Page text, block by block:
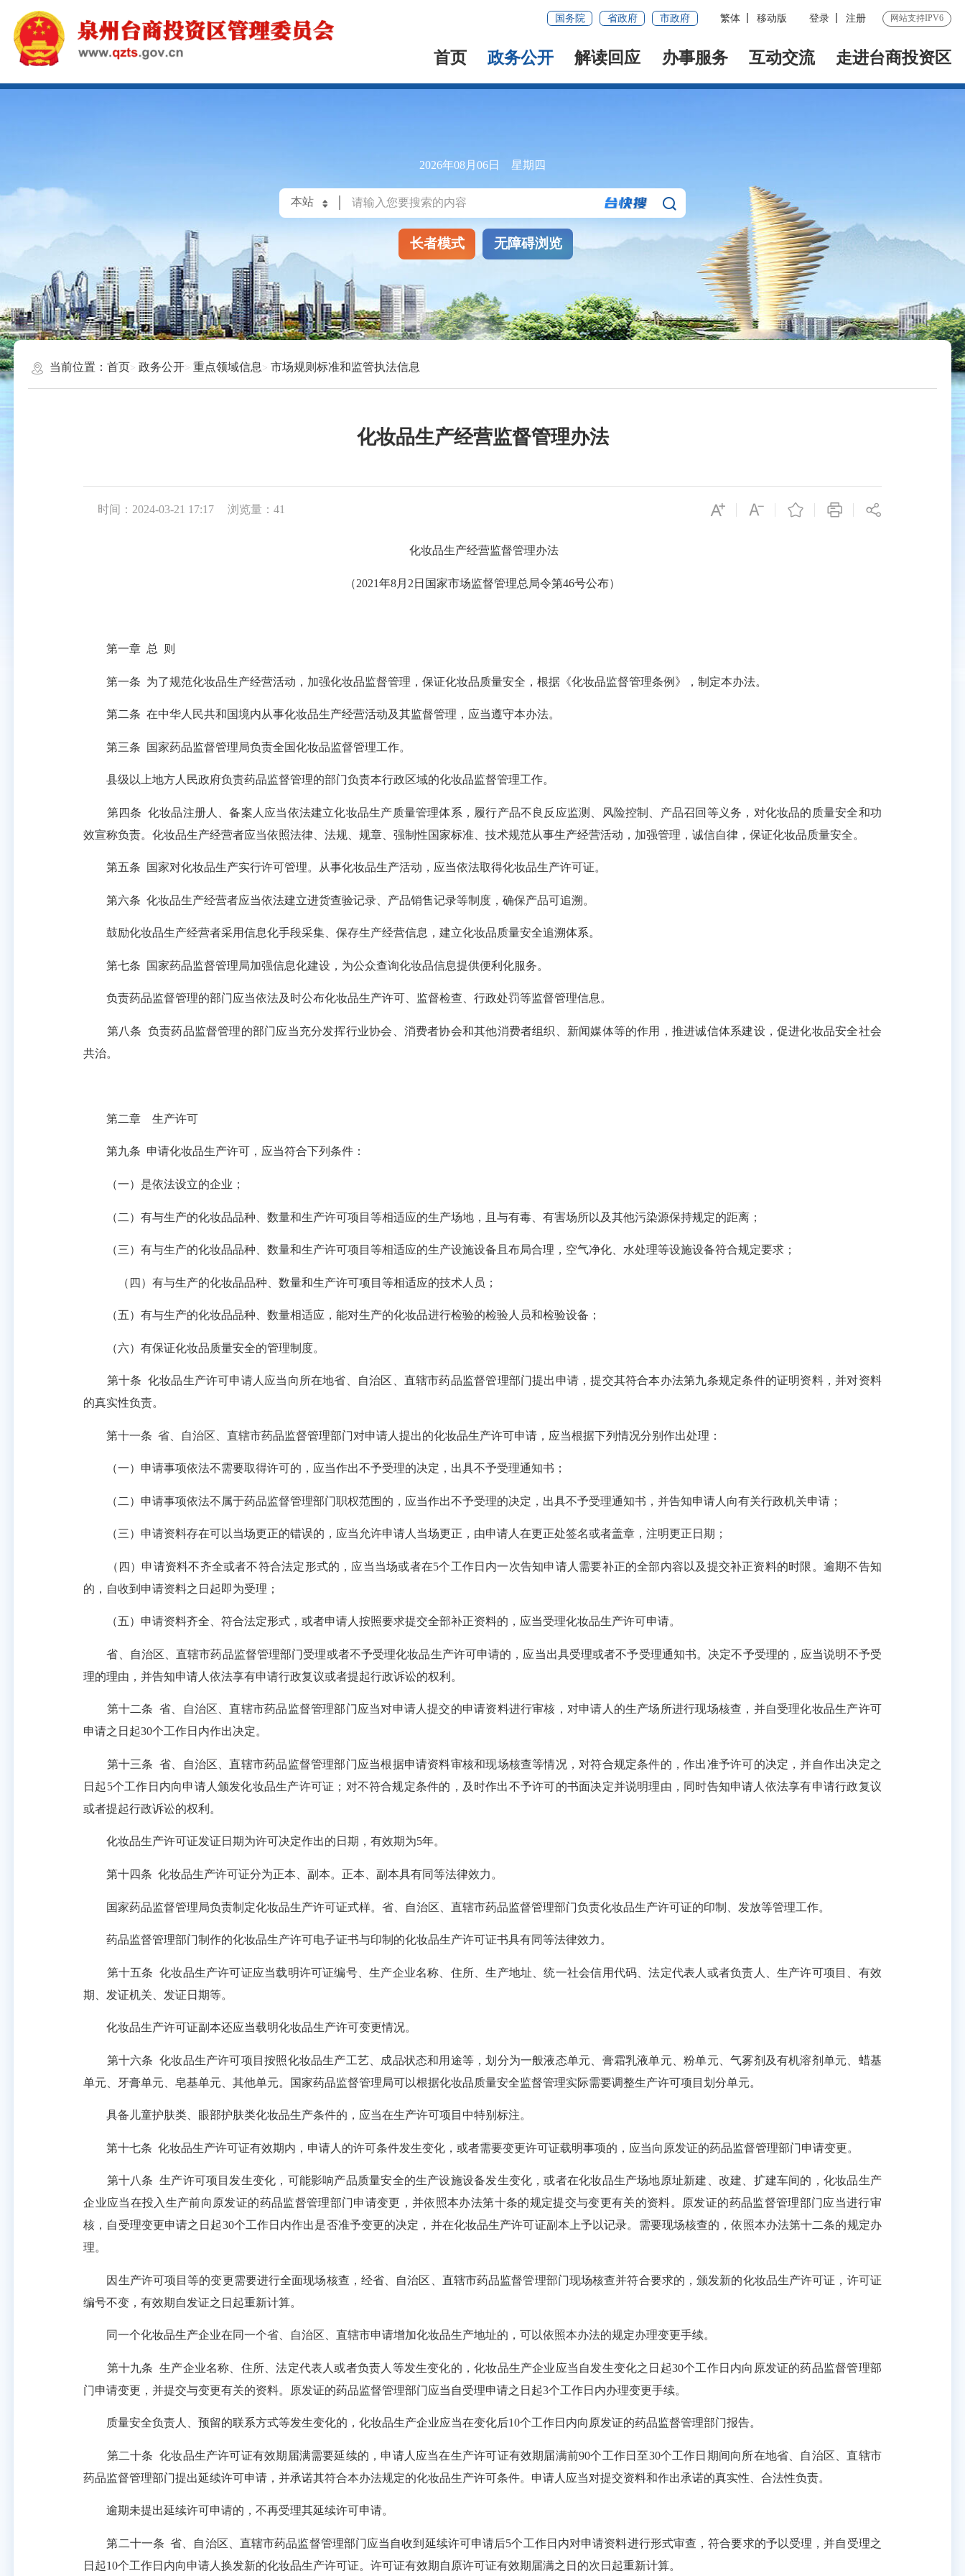
国务院 省政府 市政府 繁体 移动版 登录 注册 网站支持IPV6
首页 政务公开 解读回应 办事服务 互动交流 走进台商投资区
2026年08月06日 星期四
长者模式 无障碍浏览
当前位置：首页 政务公开 重点领域信息 市场规则标准和监管执法信息
化妆品生产经营监督管理办法
时间：2024-03-21 17:17 浏览量： 41
化妆品生产经营监督管理办法
（2021年8月2日国家市场监督管理总局令第46号公布）
第一章 总 则
第一条 为了规范化妆品生产经营活动，加强化妆品监督管理，保证化妆品质量安全，根据《化妆品监督管理条例》，制定本办法。
第二条 在中华人民共和国境内从事化妆品生产经营活动及其监督管理，应当遵守本办法。
第三条 国家药品监督管理局负责全国化妆品监督管理工作。
县级以上地方人民政府负责药品监督管理的部门负责本行政区域的化妆品监督管理工作。
第四条 化妆品注册人、备案人应当依法建立化妆品生产质量管理体系，履行产品不良反应监测、风险控制、产品召回等义务，对化妆品的质量安全和功
效宣称负责。化妆品生产经营者应当依照法律、法规、规章、强制性国家标准、技术规范从事生产经营活动，加强管理，诚信自律，保证化妆品质量安全。
第五条 国家对化妆品生产实行许可管理。从事化妆品生产活动，应当依法取得化妆品生产许可证。
第六条 化妆品生产经营者应当依法建立进货查验记录、产品销售记录等制度，确保产品可追溯。
鼓励化妆品生产经营者采用信息化手段采集、保存生产经营信息，建立化妆品质量安全追溯体系。
第七条 国家药品监督管理局加强信息化建设，为公众查询化妆品信息提供便利化服务。
负责药品监督管理的部门应当依法及时公布化妆品生产许可、监督检查、行政处罚等监督管理信息。
第八条 负责药品监督管理的部门应当充分发挥行业协会、消费者协会和其他消费者组织、新闻媒体等的作用，推进诚信体系建设，促进化妆品安全社会
共治。
第二章 生产许可
第九条 申请化妆品生产许可，应当符合下列条件：
（一）是依法设立的企业；
（二）有与生产的化妆品品种、数量和生产许可项目等相适应的生产场地，且与有毒、有害场所以及其他污染源保持规定的距离；
（三）有与生产的化妆品品种、数量和生产许可项目等相适应的生产设施设备且布局合理，空气净化、水处理等设施设备符合规定要求；
（四）有与生产的化妆品品种、数量和生产许可项目等相适应的技术人员；
（五）有与生产的化妆品品种、数量相适应，能对生产的化妆品进行检验的检验人员和检验设备；
（六）有保证化妆品质量安全的管理制度。
第十条 化妆品生产许可申请人应当向所在地省、自治区、直辖市药品监督管理部门提出申请，提交其符合本办法第九条规定条件的证明资料，并对资料
的真实性负责。
第十一条 省、自治区、直辖市药品监督管理部门对申请人提出的化妆品生产许可申请，应当根据下列情况分别作出处理：
（一）申请事项依法不需要取得许可的，应当作出不予受理的决定，出具不予受理通知书；
（二）申请事项依法不属于药品监督管理部门职权范围的，应当作出不予受理的决定，出具不予受理通知书，并告知申请人向有关行政机关申请；
（三）申请资料存在可以当场更正的错误的，应当允许申请人当场更正，由申请人在更正处签名或者盖章，注明更正日期；
（四）申请资料不齐全或者不符合法定形式的，应当当场或者在5个工作日内一次告知申请人需要补正的全部内容以及提交补正资料的时限。逾期不告知
的，自收到申请资料之日起即为受理；
（五）申请资料齐全、符合法定形式，或者申请人按照要求提交全部补正资料的，应当受理化妆品生产许可申请。
省、自治区、直辖市药品监督管理部门受理或者不予受理化妆品生产许可申请的，应当出具受理或者不予受理通知书。决定不予受理的，应当说明不予受
理的理由，并告知申请人依法享有申请行政复议或者提起行政诉讼的权利。
第十二条 省、自治区、直辖市药品监督管理部门应当对申请人提交的申请资料进行审核，对申请人的生产场所进行现场核查，并自受理化妆品生产许可
申请之日起30个工作日内作出决定。
第十三条 省、自治区、直辖市药品监督管理部门应当根据申请资料审核和现场核查等情况，对符合规定条件的，作出准予许可的决定，并自作出决定之
日起5个工作日内向申请人颁发化妆品生产许可证；对不符合规定条件的，及时作出不予许可的书面决定并说明理由，同时告知申请人依法享有申请行政复议
或者提起行政诉讼的权利。
化妆品生产许可证发证日期为许可决定作出的日期，有效期为5年。
第十四条 化妆品生产许可证分为正本、副本。正本、副本具有同等法律效力。
国家药品监督管理局负责制定化妆品生产许可证式样。省、自治区、直辖市药品监督管理部门负责化妆品生产许可证的印制、发放等管理工作。
药品监督管理部门制作的化妆品生产许可电子证书与印制的化妆品生产许可证书具有同等法律效力。
第十五条 化妆品生产许可证应当载明许可证编号、生产企业名称、住所、生产地址、统一社会信用代码、法定代表人或者负责人、生产许可项目、有效
期、发证机关、发证日期等。
化妆品生产许可证副本还应当载明化妆品生产许可变更情况。
第十六条 化妆品生产许可项目按照化妆品生产工艺、成品状态和用途等，划分为一般液态单元、膏霜乳液单元、粉单元、气雾剂及有机溶剂单元、蜡基
单元、牙膏单元、皂基单元、其他单元。国家药品监督管理局可以根据化妆品质量安全监督管理实际需要调整生产许可项目划分单元。
具备儿童护肤类、眼部护肤类化妆品生产条件的，应当在生产许可项目中特别标注。
第十七条 化妆品生产许可证有效期内，申请人的许可条件发生变化，或者需要变更许可证载明事项的，应当向原发证的药品监督管理部门申请变更。
第十八条 生产许可项目发生变化，可能影响产品质量安全的生产设施设备发生变化，或者在化妆品生产场地原址新建、改建、扩建车间的，化妆品生产
企业应当在投入生产前向原发证的药品监督管理部门申请变更，并依照本办法第十条的规定提交与变更有关的资料。原发证的药品监督管理部门应当进行审
核，自受理变更申请之日起30个工作日内作出是否准予变更的决定，并在化妆品生产许可证副本上予以记录。需要现场核查的，依照本办法第十二条的规定办
理。
因生产许可项目等的变更需要进行全面现场核查，经省、自治区、直辖市药品监督管理部门现场核查并符合要求的，颁发新的化妆品生产许可证，许可证
编号不变，有效期自发证之日起重新计算。
同一个化妆品生产企业在同一个省、自治区、直辖市申请增加化妆品生产地址的，可以依照本办法的规定办理变更手续。
第十九条 生产企业名称、住所、法定代表人或者负责人等发生变化的，化妆品生产企业应当自发生变化之日起30个工作日内向原发证的药品监督管理部
门申请变更，并提交与变更有关的资料。原发证的药品监督管理部门应当自受理申请之日起3个工作日内办理变更手续。
质量安全负责人、预留的联系方式等发生变化的，化妆品生产企业应当在变化后10个工作日内向原发证的药品监督管理部门报告。
第二十条 化妆品生产许可证有效期届满需要延续的，申请人应当在生产许可证有效期届满前90个工作日至30个工作日期间向所在地省、自治区、直辖市
药品监督管理部门提出延续许可申请，并承诺其符合本办法规定的化妆品生产许可条件。申请人应当对提交资料和作出承诺的真实性、合法性负责。
逾期未提出延续许可申请的，不再受理其延续许可申请。
第二十一条 省、自治区、直辖市药品监督管理部门应当自收到延续许可申请后5个工作日内对申请资料进行形式审查，符合要求的予以受理，并自受理之
日起10个工作日内向申请人换发新的化妆品生产许可证。许可证有效期自原许可证有效期届满之日的次日起重新计算。